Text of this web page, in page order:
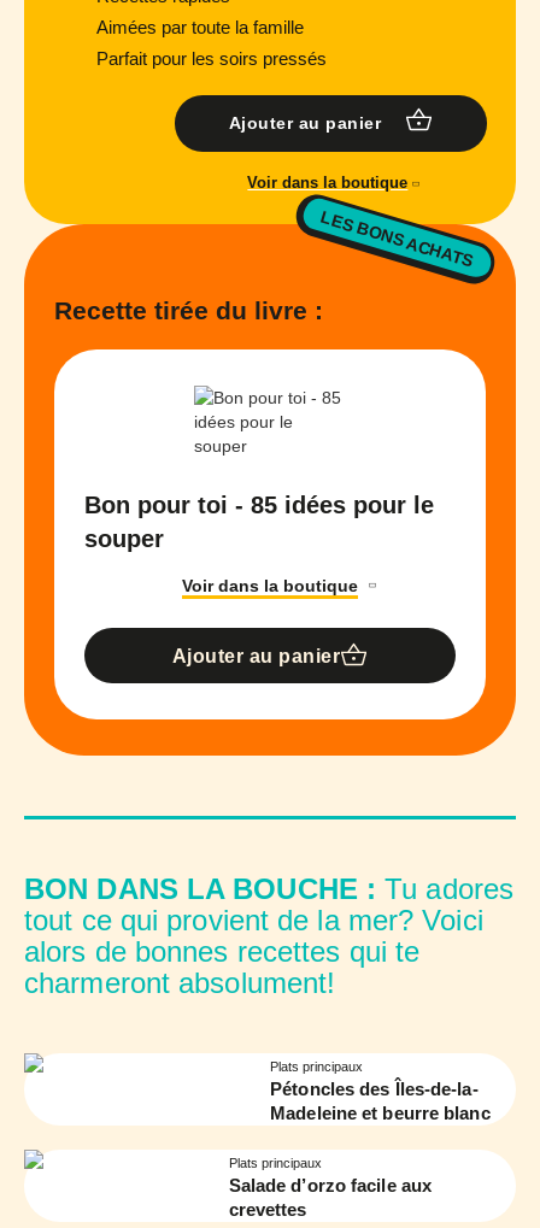
Aimées par toute la famille
Parfait pour les soirs pressés
Ajouter au panier
Voir dans la boutique
LES BONS ACHATS
Recette tirée du livre :
Bon pour toi - 85 idées pour le
souper
Voir dans la boutique
Ajouter au panier
BON DANS LA BOUCHE :Tu adores
tout ce qui provient de la mer? Voici
alors de bonnes recettes qui te
charmeront absolument!
Plats principaux
Pétoncles des Îles-de-la-
Madeleine et beurre blanc
Plats principaux
Salade d’orzo facile aux
crevettes